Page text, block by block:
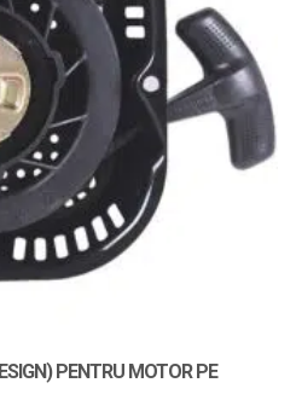
PENTRU MOTOR PE